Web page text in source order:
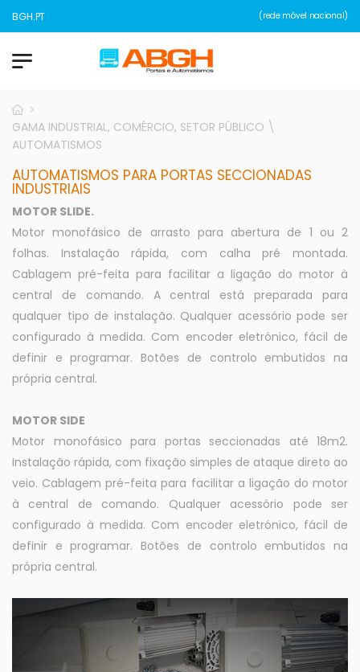
(rede móvel nacional)
GAMA INDUSTRIAL, COMÉRCIO, SETOR PÚBLICO \
AUTOMATISMOS
AUTOMATISMOS PARA PORTAS SECCIONADAS
INDUSTRIAIS
MOTOR SLIDE.
Motor monofásico de arrasto para abertura de 1 ou 2
folhas. Instalação rápida, com calha pré montada.
Cablagem pré-feita para facilitar a ligação do motor à
central de comando. A central está preparada para
qualquer tipo de instalação. Qualquer acessório pode ser
configurado à medida. Com encoder eletrónico, fácil de
definir e programar. Botões de controlo embutidos na
própria central.
MOTOR SIDE
Motor monofásico para portas seccionadas até 18m2.
Instalação rápida, com fixação simples de ataque direto ao
veio. Cablagem pré-feita para facilitar a ligação do motor
à central de comando. Qualquer acessório pode ser
configurado à medida. Com encoder eletrónico, fácil de
definir e programar. Botões de controlo embutidos na
própria central.